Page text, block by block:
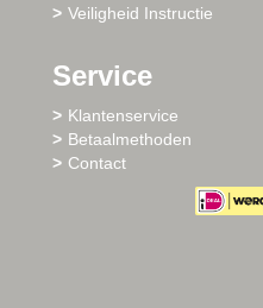
Veiligheid Instructie
Service
Klantenservice
Betaalmethoden
Contact